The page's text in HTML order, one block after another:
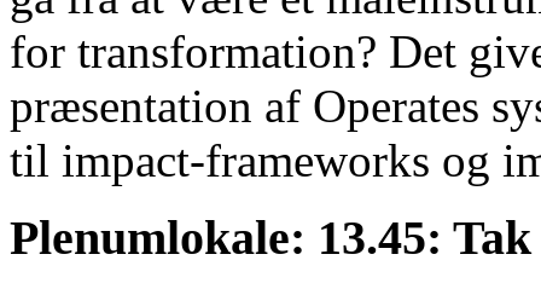
for transformation? Det
præsentation af Operates
til impact-frameworks og
Plenumlokale: 13.45: